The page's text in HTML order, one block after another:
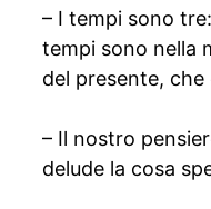
– I tempi sono
tempi sono nella
del presente, che
– Il nostro
delude la cosa